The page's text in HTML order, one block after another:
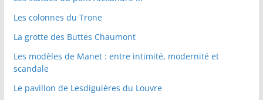
Les colonnes du Trone
La grotte des Buttes Chaumont
Les modèles de Manet : entre intimité, modernité et
scandale
Le pavillon de Lesdiguières du Louvre